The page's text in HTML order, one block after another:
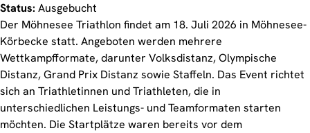
Status: Ausgebucht
Der Möhnesee Triathlon findet am 18. Juli 2026 in Möhnesee-
Körbecke statt. Angeboten werden mehrere
Wettkampfformate, darunter Volksdistanz, Olympische
Distanz, Grand Prix Distanz sowie Staffeln. Das Event richtet
sich an Triathletinnen und Triathleten, die in
unterschiedlichen Leistungs- und Teamformaten starten
möchten. Die Startplätze waren bereits vor dem